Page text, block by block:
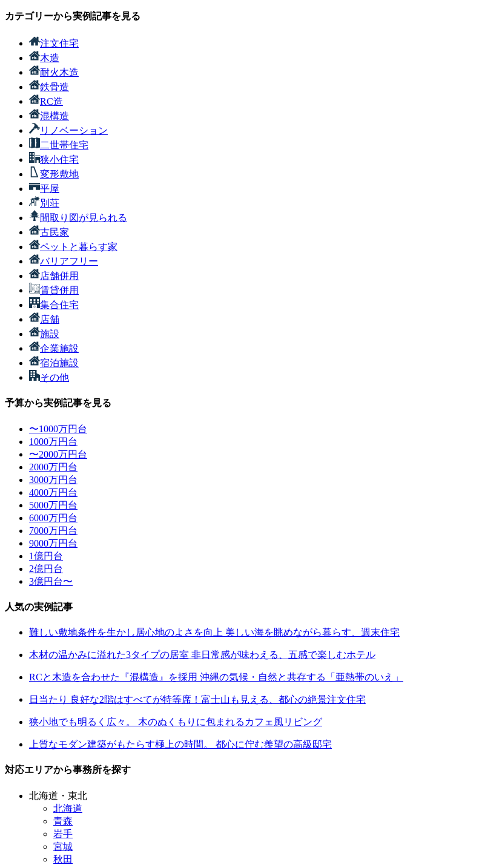
カテゴリーから実例記事を見る
注文住宅
木造
耐火木造
鉄骨造
RC造
混構造
リノベーション
二世帯住宅
狭小住宅
変形敷地
平屋
別荘
間取り図が見られる
古民家
ペットと暮らす家
バリアフリー
店舗併用
賃貸併用
集合住宅
店舗
施設
企業施設
宿泊施設
その他
予算から実例記事を見る
〜1000万円台
1000万円台
〜2000万円台
2000万円台
3000万円台
4000万円台
5000万円台
6000万円台
7000万円台
9000万円台
1億円台
2億円台
3億円台〜
人気の実例記事
難しい敷地条件を生かし居心地のよさを向上 美しい海を眺めながら暮らす、週末住宅
木材の温かみに溢れた3タイプの居室 非日常感が味わえる、五感で楽しむホテル
RCと木造を合わせた『混構造』を採用 沖縄の気候・自然と共存する「亜熱帯のいえ」
日当たり 良好な2階はすべてが特等席！富士山も見える、都心の絶景注文住宅
狭小地でも明るく広々。 木のぬくもりに包まれるカフェ風リビング
上質なモダン建築がもたらす極上の時間。 都心に佇む羨望の高級邸宅
対応エリアから事務所を探す
北海道・東北
北海道
青森
岩手
宮城
秋田